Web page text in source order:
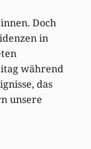
Doch
in
während
das
unsere